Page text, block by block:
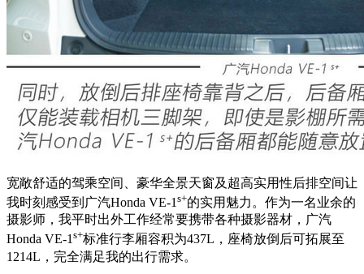
宽敞舒适的驾乘空间、豪华全景天窗及超高实用性后排空间让
我时刻感受到广汽Honda VE-1 s+的实用魅力。作为一名业余的
摄影师，我平时出外工作经常要携带各种摄影器材，广汽
Honda VE-1s+标准行李厢容积为437L，座椅放倒后可拓展至
1214L，完全满足我的出行需求。